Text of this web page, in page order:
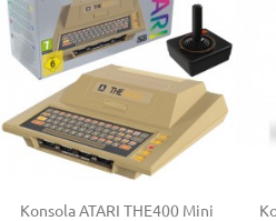
Konsola ATARI THE400 Mini